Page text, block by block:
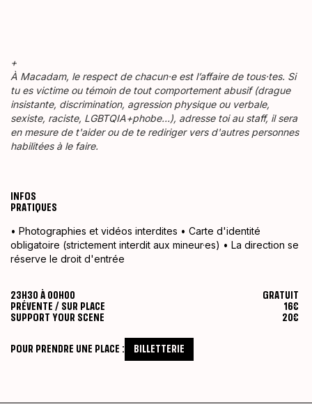
+
À Macadam, le respect de chacun·e est l’affaire de tous·tes. Si
tu es victime ou témoin de tout comportement abusif (drague
insistante, discrimination, agression physique ou verbale,
sexiste, raciste, LGBTQIA+phobe…), adresse toi au staff, il sera
en mesure de t'aider ou de te rediriger vers d'autres personnes
habilitées à le faire.
INFOS
PRATIQUES
• Photographies et vidéos interdites • Carte d'identité
obligatoire (strictement interdit aux mineur·es) • La direction se
réserve le droit d'entrée
23H30 À 00H00
GRATUIT
PRÉVENTE / SUR PLACE
16€
SUPPORT YOUR SCENE
20€
POUR PRENDRE UNE PLACE : BILLETTERIE